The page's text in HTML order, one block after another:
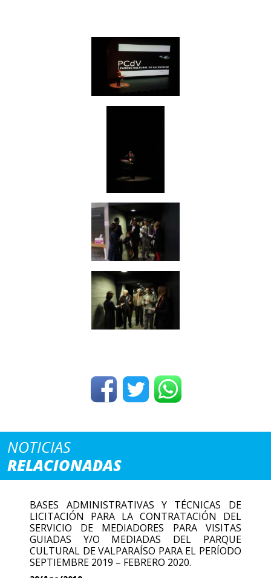
NOTICIAS
RELACIONADAS
BASES ADMINISTRATIVAS Y TÉCNICAS DE
LICITACIÓN PARA LA CONTRATACIÓN DEL
SERVICIO DE MEDIADORES PARA VISITAS
GUIADAS Y/O MEDIADAS DEL PARQUE
CULTURAL DE VALPARAÍSO PARA EL PERÍODO
SEPTIEMBRE 2019 – FEBRERO 2020.